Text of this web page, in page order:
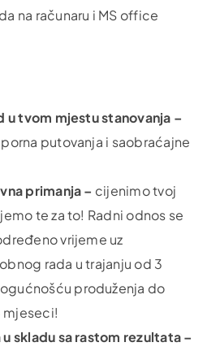
na računaru i MS office
u tvom mjestu stanovanja –
putovanja i saobraćajne
primanja – cijenimo tvoj
te za to! Radni odnos se
vrijeme uz
rada u trajanju od 3
produženja do
mjeseci!
skladu sa rastom rezultata –